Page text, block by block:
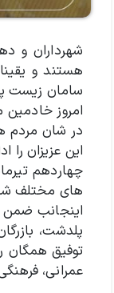
شهرداران و
هستند و
سامان زیست
امروز
در شان مردم
این عزیزان را
چهاردهم
های مختلف
اینجانب ضمن
پلدشت،
توفیق همگان
عمرانی،